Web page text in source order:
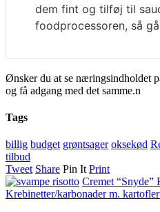
dem fint og tilføj til
foodprocessoren, så
Ønsker du at se næringsindholdet
og få adgang med det samme.n
Tags
billig budget grøntsager oksekød
tilbud
Tweet Share Pin It Print
Cremet “Snyde”
Krebinetter/karbonader m.